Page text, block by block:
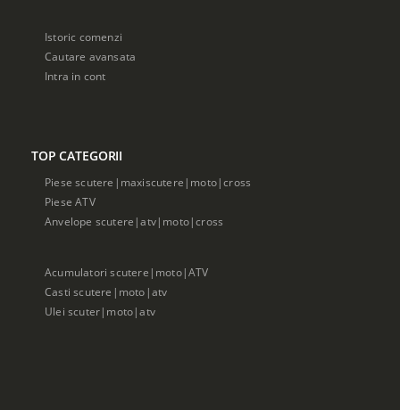
Istoric comenzi
Cautare avansata
Intra in cont
TOP CATEGORII
Piese scutere|maxiscutere|moto|cross
Piese ATV
Anvelope scutere|atv|moto|cross
Acumulatori scutere|moto|ATV
Casti scutere|moto|atv
Ulei scuter|moto|atv